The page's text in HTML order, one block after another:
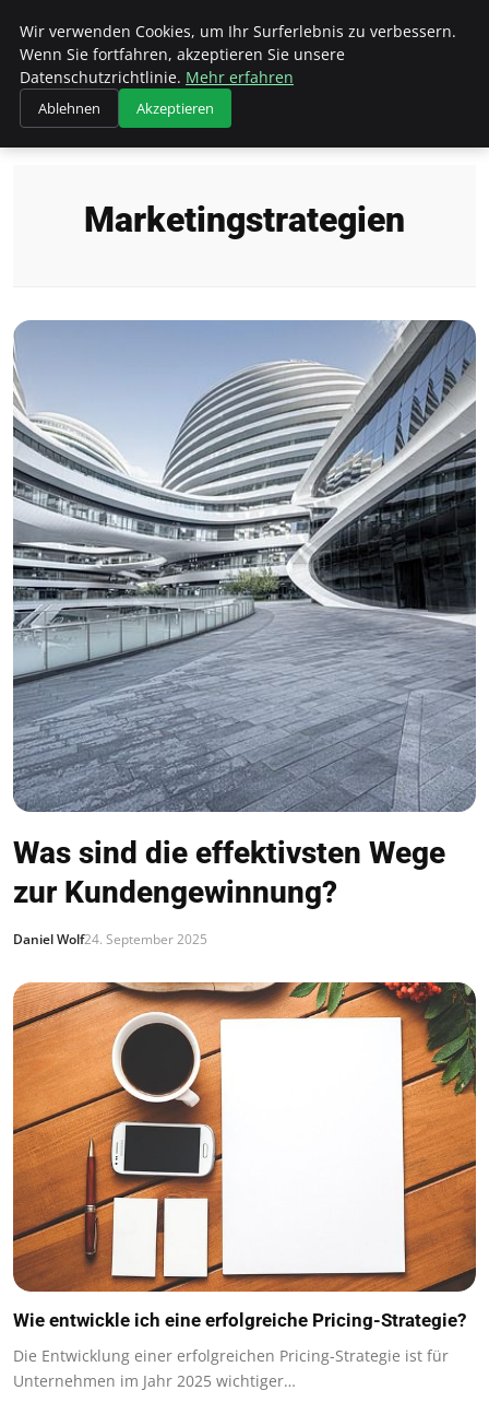
Hellmut Koenigshaus
Startseite Marketingstrategien
Marketingstrategien
Was sind die effektivsten Wege
zur Kundengewinnung?
Daniel Wolf24. September 2025
Wie entwickle ich eine erfolgreiche Pricing-Strategie?
Die Entwicklung einer erfolgreichen Pricing-Strategie ist für
Unternehmen im Jahr 2025 wichtiger…
Wir verwenden Cookies, um Ihr Surferlebnis zu verbessern.
Wenn Sie fortfahren, akzeptieren Sie unsere
Datenschutzrichtlinie. Mehr erfahren
Ablehnen Akzeptieren